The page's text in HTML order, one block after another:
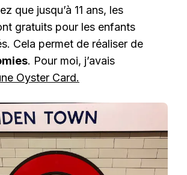
que jusqu’à 11 ans, les
gratuits pour les enfants
Cela permet de réaliser de
. Pour moi, j’avais
Oyster Card.